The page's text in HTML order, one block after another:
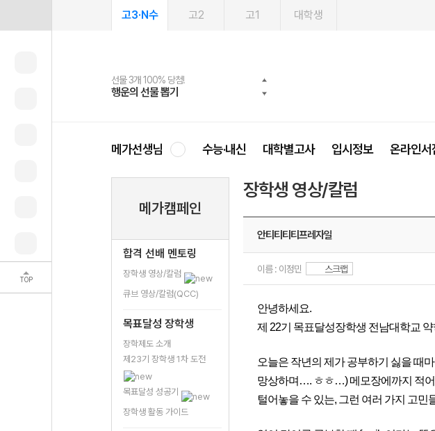
TOP
고3·N수 고2 고1 대학생
선물 3개 100% 당첨!
행운의 선물 뽑기
선물 100% 증정!
메가스터디 X 올리브
2027 러셀 단과
강사 공개선발
스마트러닝앱
설문 EVENT
메가패스
3일 무료 체험권
메가패스 수강생 무료혜택!
메가클럽 멤버십
사회공헌 캠페인
희망이룸 메가나눔
메가선생님 수능·내신 대학별고사 입시정보 온라인서
메가캠페인
합격 선배 멘토링
장학생 영상/칼럼
큐브 영상/칼럼(QCC)
목표달성 장학생
장학제도 소개
제23기 장학생 1차 도전
목표달성 성공기
장학생 활동 가이드
장학생 영상/칼럼
안티티티티프레자일
이름 : 이정민 스크랩
안녕하세요.
제 22기 목표달성장학생 전남대학교
오늘은 작년의 제가 공부하기 싫을 때
망상하며…. ㅎㅎ…) 메모장에까지 적어
털어놓을 수 있는, 그런 여러 가지 고